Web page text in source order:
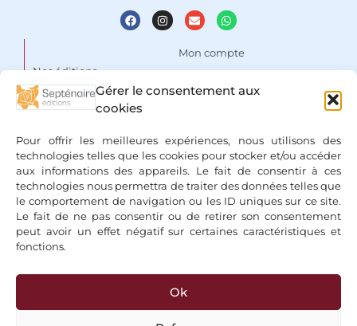
Gérer le consentement aux
cookies
Pour offrir les meilleures expériences, nous utilisons des
technologies telles que les cookies pour stocker et/ou accéder
aux informations des appareils. Le fait de consentir à ces
technologies nous permettra de traiter des données telles que
le comportement de navigation ou les ID uniques sur ce site.
Le fait de ne pas consentir ou de retirer son consentement
peut avoir un effet négatif sur certaines caractéristiques et
fonctions.
Ok
Nos éditions
Auteurs
Espace libraires
Nous contacter
Mon compte
Conditions Générales de
Vente
Mentions légales & Politique
de confidentialité
+ Bancontact, Klarna, Paypal